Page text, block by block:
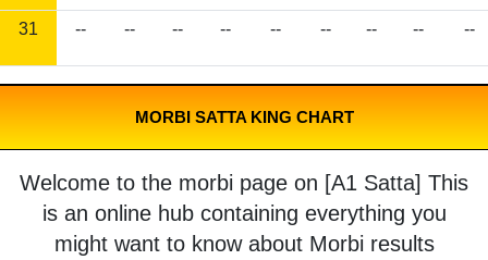
31 -- -- -- -- -- -- -- -- --
MORBI SATTA KING CHART
Welcome to the morbi page on [A1 Satta] This
is an online hub containing everything you
might want to know about Morbi results